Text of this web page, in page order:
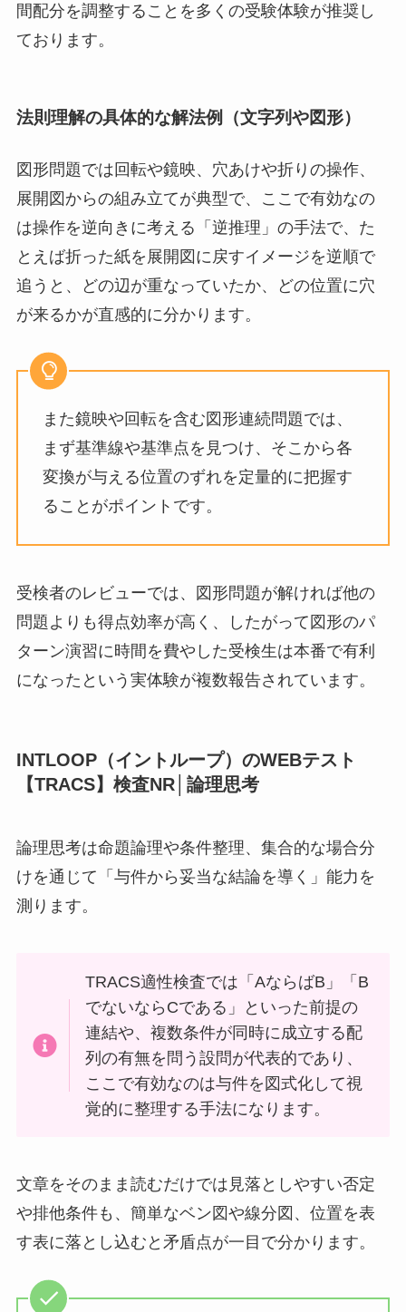
間配分を調整することを多くの受験体験が推奨し
ております。
法則理解の具体的な解法例（文字列や図形）
図形問題では回転や鏡映、穴あけや折りの操作、
展開図からの組み立てが典型で、ここで有効なの
は操作を逆向きに考える「逆推理」の手法で、た
とえば折った紙を展開図に戻すイメージを逆順で
追うと、どの辺が重なっていたか、どの位置に穴
が来るかが直感的に分かります。
また鏡映や回転を含む図形連続問題では、
まず基準線や基準点を見つけ、そこから各
変換が与える位置のずれを定量的に把握す
ることがポイントです。
受検者のレビューでは、図形問題が解ければ他の
問題よりも得点効率が高く、したがって図形のパ
ターン演習に時間を費やした受検生は本番で有利
になったという実体験が複数報告されています。
INTLOOP（イントループ）のWEBテスト
【TRACS】検査NR│論理思考
論理思考は命題論理や条件整理、集合的な場合分
けを通じて「与件から妥当な結論を導く」能力を
測ります。
TRACS適性検査では「AならばB」「B
でないならCである」といった前提の
連結や、複数条件が同時に成立する配
列の有無を問う設問が代表的であり、
ここで有効なのは与件を図式化して視
覚的に整理する手法になります。
文章をそのまま読むだけでは見落としやすい否定
や排他条件も、簡単なベン図や線分図、位置を表
す表に落とし込むと矛盾点が一目で分かります。